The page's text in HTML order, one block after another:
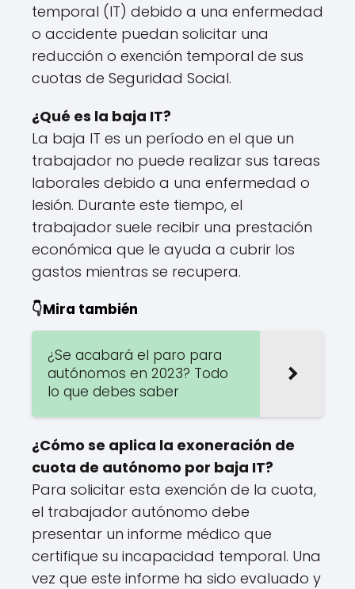
temporal (IT) debido a una enfermedad
o accidente puedan solicitar una
reducción o exención temporal de sus
cuotas de Seguridad Social.
¿Qué es la baja IT?
La baja IT es un período en el que un
trabajador no puede realizar sus tareas
laborales debido a una enfermedad o
lesión. Durante este tiempo, el
trabajador suele recibir una prestación
económica que le ayuda a cubrir los
gastos mientras se recupera.
👇Mira también
¿Se acabará el paro para
autónomos en 2023? Todo
lo que debes saber
¿Cómo se aplica la exoneración de
cuota de autónomo por baja IT?
Para solicitar esta exención de la cuota,
el trabajador autónomo debe
presentar un informe médico que
certifique su incapacidad temporal. Una
vez que este informe ha sido evaluado y